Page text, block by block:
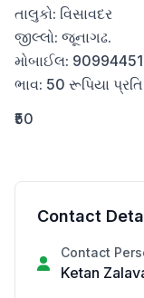
તાલુકો: વિસાવદર
જીલ્લો: જૂનાગઢ.
મોબાઈલ:
ભાવ: 50 રૂપિયા પ્રતિ
₹50
Contact
Contact
Ketan